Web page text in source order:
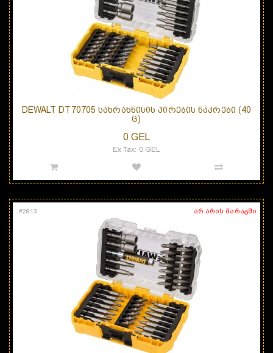
DEWALT DT70705 ᲡᲐᲮᲠᲐᲮᲜᲘᲡᲘᲡ ᲞᲘᲠᲔᲑᲘᲡ ᲜᲐᲙᲠᲔᲑᲘ (40
Ც)
0 GEL
Ex Tax: 0 GEL
არ არის მარაგში
#2813